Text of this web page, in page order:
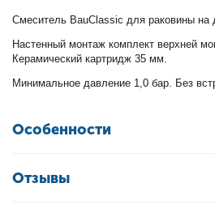
Смеситель BauClassic для раковины на
Настенный монтаж комплект верхней
Керамический картридж 35 мм.
Минимальное давление 1,0 бар. Без
Особенности
Отзывы